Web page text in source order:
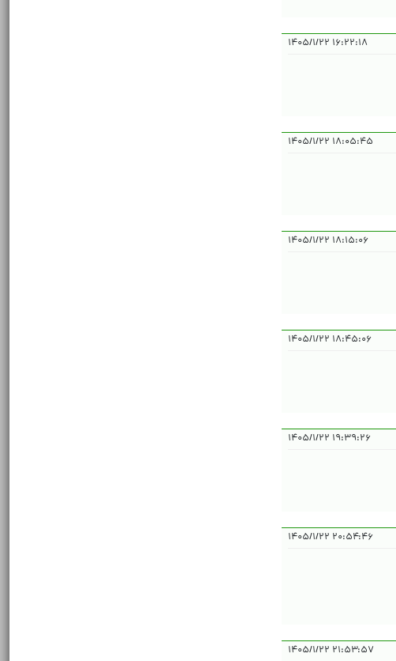
۱۶:۲۲:۱۸ ۱۴۰۵/۱/۲۲
۱۸:۰۵:۴۵ ۱۴۰۵/۱/۲۲
۱۸:۱۵:۰۶ ۱۴۰۵/۱/۲۲
۱۸:۴۵:۰۶ ۱۴۰۵/۱/۲۲
۱۹:۳۹:۲۶ ۱۴۰۵/۱/۲۲
۲۰:۵۴:۴۶ ۱۴۰۵/۱/۲۲
۲۱:۵۳:۵۷ ۱۴۰۵/۱/۲۲